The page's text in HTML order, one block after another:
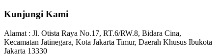
Kunjungi Kami
Alamat : Jl. Otista Raya No.17, RT.6/RW.8, Bidara Cina,
Kecamatan Jatinegara, Kota Jakarta Timur, Daerah Khusus Ibukota
Jakarta 13330